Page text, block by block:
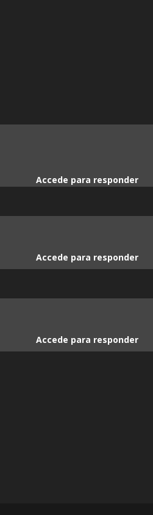
Accede para responder
Accede para responder
Accede para responder